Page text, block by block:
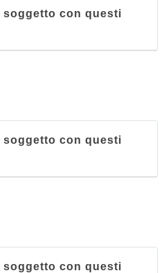
soggetto con questi
soggetto con questi
soggetto con questi